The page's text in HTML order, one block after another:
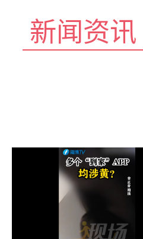
新闻资讯